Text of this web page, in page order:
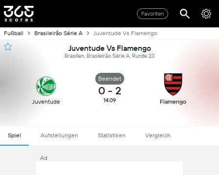
Favoriten
Fußball Brasileirão Série A Juventude Vs Flamengo
Juventude Vs Flamengo
Brasilien, Brasileirão Série A, Runde 23
Juventude
Beendet
0 - 2
14.09 Flamengo
Spiel Aufstellungen Statistiken Vergleich
Ad